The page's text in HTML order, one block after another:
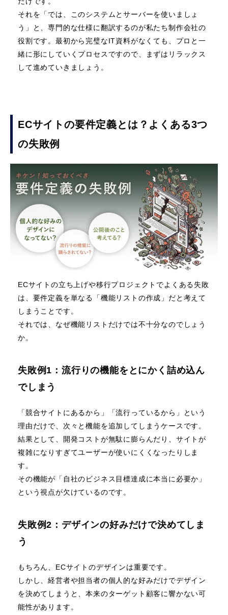
それを「では、このシステムとサーバーを使いましょ
う」と、専門的な仕様に翻訳するのが私たち制作会社の
役割です。最初から完璧なIT資料がなくても、プロと一
緒に形にしていくプロセスですので、まずはリラックス
して進めていきましょう。
ECサイトの要件定義とは？よくある3つ
の失敗例
ECサイトの立ち上げや移行プロジェクトでよくある失敗
は、要件定義を単なる「機能リストの作成」だと考えて
しまうことです。
それでは、なぜ機能リストだけでは不十分なのでしょう
か。
失敗例1：流行りの機能をとにかく詰め込ん
でしまう
「競合サイトにあるから」「流行っているから」という
理由だけで、次々と機能を追加してしまうケースです。
結果として、開発コストが無駄に膨らんだり、サイトが
複雑になりすぎてユーザーが使いにくくなったりしま
す。
その機能が「自社のビジネス目標達成に本当に必要か」
という視点が欠けているのです。
失敗例2：デザインの好みだけで決めてしま
う
もちろん、ECサイトのデザインは重要です。
しかし、経営者や担当者の個人的な好みだけでデザイン
を決めてしまうと、本来のターゲット顧客に響かない可
能性があります。